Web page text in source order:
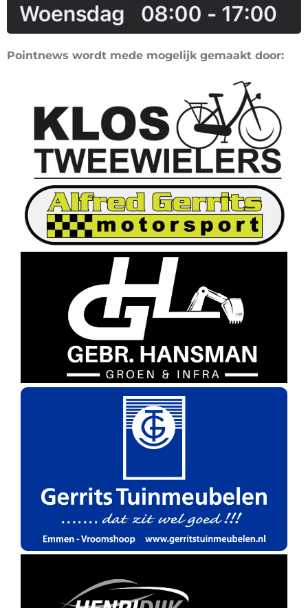
Pointnews wordt mede mogelijk gemaakt door: